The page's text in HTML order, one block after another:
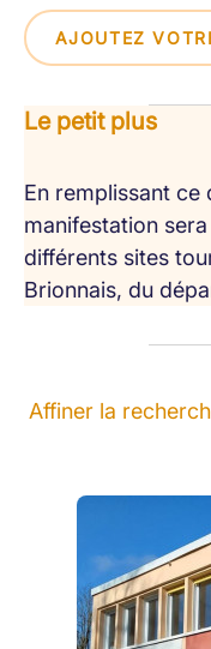
AJOUTEZ
Le petit plus
En remplissant
manifestation
différents sites
Brionnais, du
Affiner la